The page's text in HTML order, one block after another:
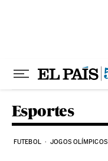
Esportes
FUTEBOL JOGOS OLÍMPICOS